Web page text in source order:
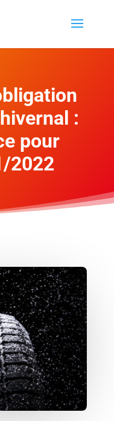
:
pour
2022